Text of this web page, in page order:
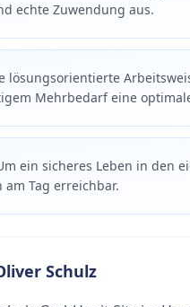
echte Zuwendung aus.
lösungsorientierte
Mehrbedarf eine
ein sicheres Leben in den
am Tag erreichbar.
Schulz